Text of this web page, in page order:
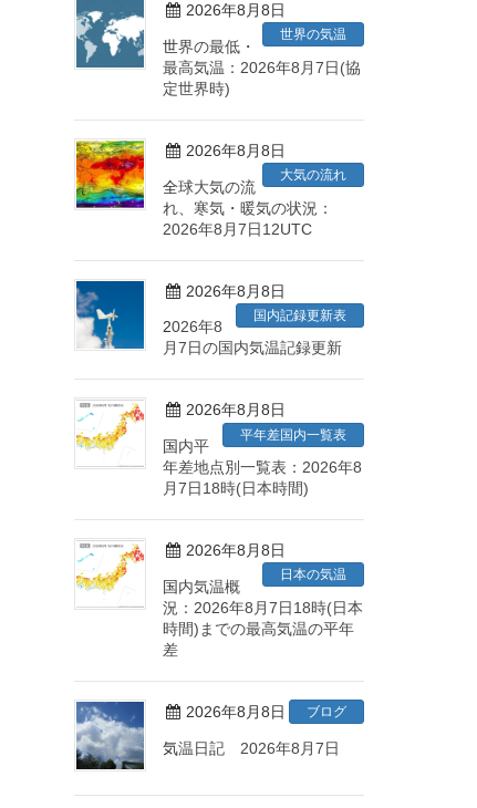
2026年8月8日
世界の気温
世界の最低・
最高気温：2026年8月7日(協
定世界時)
2026年8月8日
大気の流れ
全球大気の流
れ、寒気・暖気の状況：
2026年8月7日12UTC
2026年8月8日
国内記録更新表
2026年8
月7日の国内気温記録更新
2026年8月8日
平年差国内一覧表
国内平
年差地点別一覧表：2026年8
月7日18時(日本時間)
2026年8月8日
日本の気温
国内気温概
況：2026年8月7日18時(日本
時間)までの最高気温の平年
差
2026年8月8日 ブログ
気温日記 2026年8月7日